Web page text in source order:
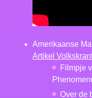
Amerikaanse
Artikel
Filmpje
Over de